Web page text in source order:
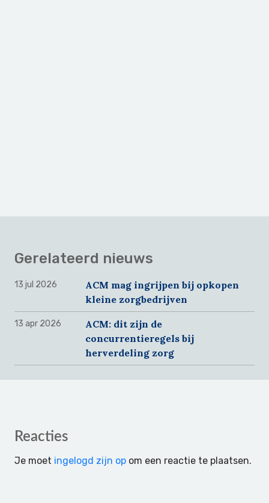
Gerelateerd nieuws
13 jul 2026
ACM mag ingrijpen bij opkopen
kleine zorgbedrijven
13 apr 2026
ACM: dit zijn de
concurrentieregels bij
herverdeling zorg
Reader
Reacties
Je moet ingelogd zijn op om een reactie te plaatsen.